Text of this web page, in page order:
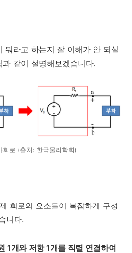
뭐라고 하는지 잘 이해가 안 되실
같이 설명해보겠습니다.
회로 (출처: 한국물리학회)
회로의 요소들이 복잡하게 구성
니다.
1개와 저항 1개를 직렬 연결하여